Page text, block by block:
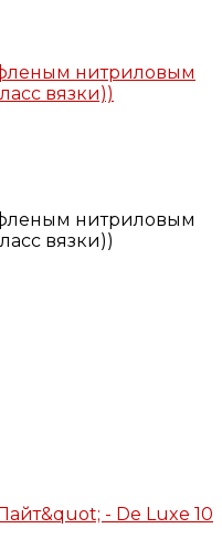
нитриловым
вязки))
нитриловым
вязки))